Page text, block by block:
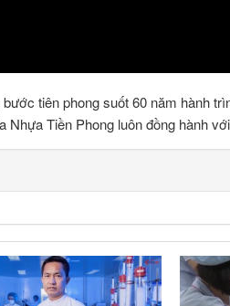
tiên phong suốt 60 năm hành
Tiền Phong luôn đồng hành